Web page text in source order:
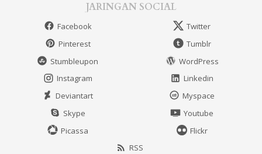
JARINGAN SOCIAL
Facebook
Twitter
Pinterest
Tumblr
Stumbleupon
WordPress
Instagram
Linkedin
Deviantart
Myspace
Skype
Youtube
Picassa
Flickr
RSS